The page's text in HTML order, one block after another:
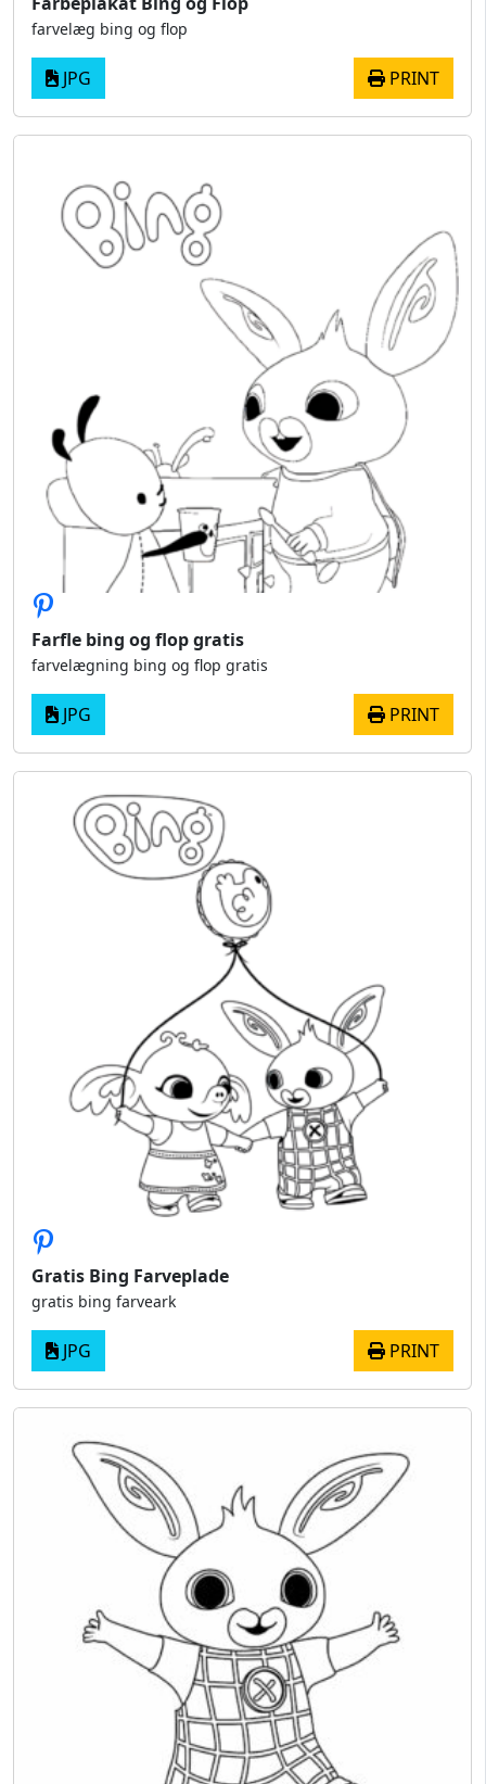
farvelæg bing og flop
JPG PRINT
Farfle bing og flop gratis
farvelægning bing og flop gratis
JPG PRINT
Gratis Bing Farveplade
gratis bing farveark
JPG PRINT